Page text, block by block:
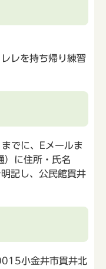
レを持ち帰り練習
でに、Eメールま
）に住所・氏名
記し、公民館貫井
小金井市貫井北